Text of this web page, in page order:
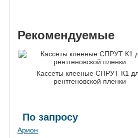
Рекомендуемые
Кассеты клееные СПРУТ К1
рентгеновской пленки
По запросу
Арион